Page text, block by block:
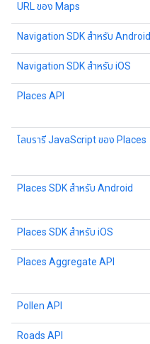
URL ของ Maps
Navigation SDK สำหรับ Android
Navigation SDK สำหรับ iOS
Places API
ไลบรารี JavaScript ของ Places
Places SDK สำหรับ Android
Places SDK สำหรับ iOS
Places Aggregate API
Pollen API
Roads API